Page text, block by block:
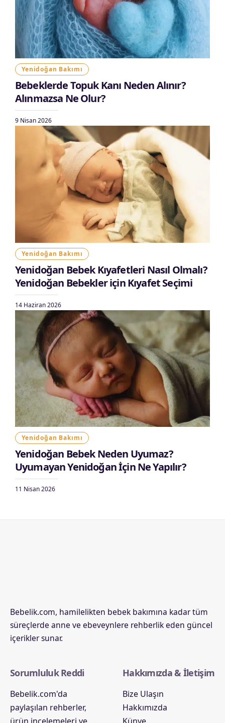
Yenidoğan Bakımı
Bebeklerde Topuk Kanı Neden Alınır?
Alınmazsa Ne Olur?
9 Nisan 2026
Yenidoğan Bakımı
Yenidoğan Bebek Kıyafetleri Nasıl Olmalı?
Yenidoğan Bebekler için Kıyafet Seçimi
14 Haziran 2026
Yenidoğan Bakımı
Yenidoğan Bebek Neden Uyumaz?
Uyumayan Yenidoğan İçin Ne Yapılır?
11 Nisan 2026
Bebelik.com, hamilelikten bebek bakımına kadar tüm
süreçlerde anne ve ebeveynlere rehberlik eden güncel
içerikler sunar.
Sorumluluk Reddi
Bebelik.com'da
paylaşılan rehberler,
Hakkımızda & İletişim
Bize Ulaşın
Hakkımızda